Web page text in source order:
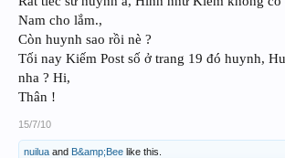
Nam cho lắm.,
Còn huynh sao rồi nè ?
Tối nay Kiếm Post số ở trang 19 đó huynh,
nha ? Hi,
Thân !
15/7/10
nuilua and B&amp;Bee like this.